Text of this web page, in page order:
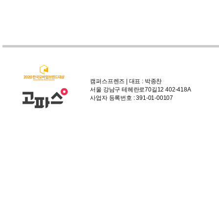
캠퍼스프렌즈 | 대표 : 박종찬
서울 강남구 테헤란로70길12 402-418A
사업자 등록번호 : 391-01-00107